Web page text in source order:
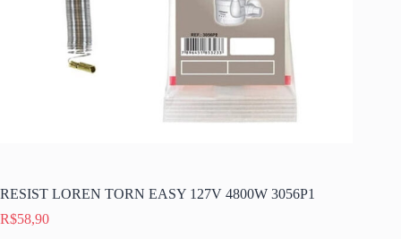
RESIST LOREN TORN EASY 127V 4800W 3056P1
R$58,90